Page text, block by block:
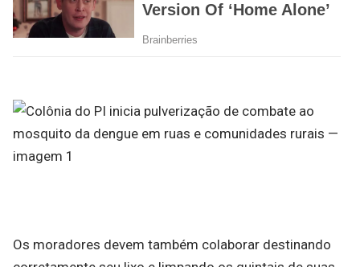
Os moradores devem também colaborar destinando